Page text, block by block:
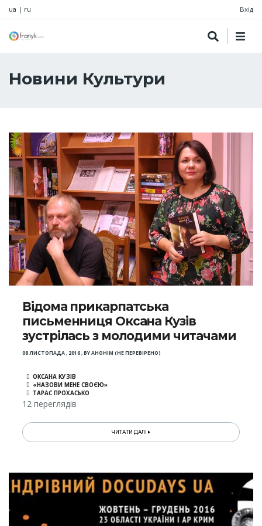
ua | ru Вхід
Новини Культури
Відома прикарпатська
письменниця Оксана Кузів
зустрілась з молодими читачами
08 ЛИСТОПАДА , 2016,BYАНОНІМ (НЕ ПЕРЕВІРЕНО)
ОКСАНА КУЗІВ
«НАЗОВИ МЕНЕ СВОЄЮ»
ТАРАС ПРОХАСЬКО
12 переглядів
ЧИТАТИ ДАЛІ